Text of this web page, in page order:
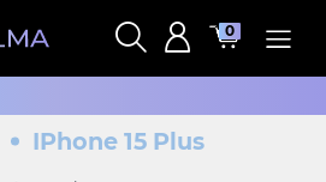
0
IPhone 15 Plus